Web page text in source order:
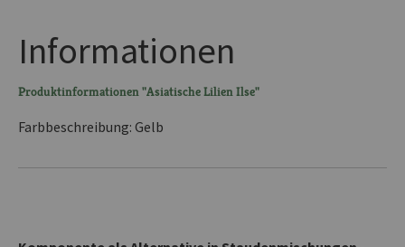
Informationen
Produktinformationen "Asiatische Lilien Ilse"
Farbbeschreibung: Gelb